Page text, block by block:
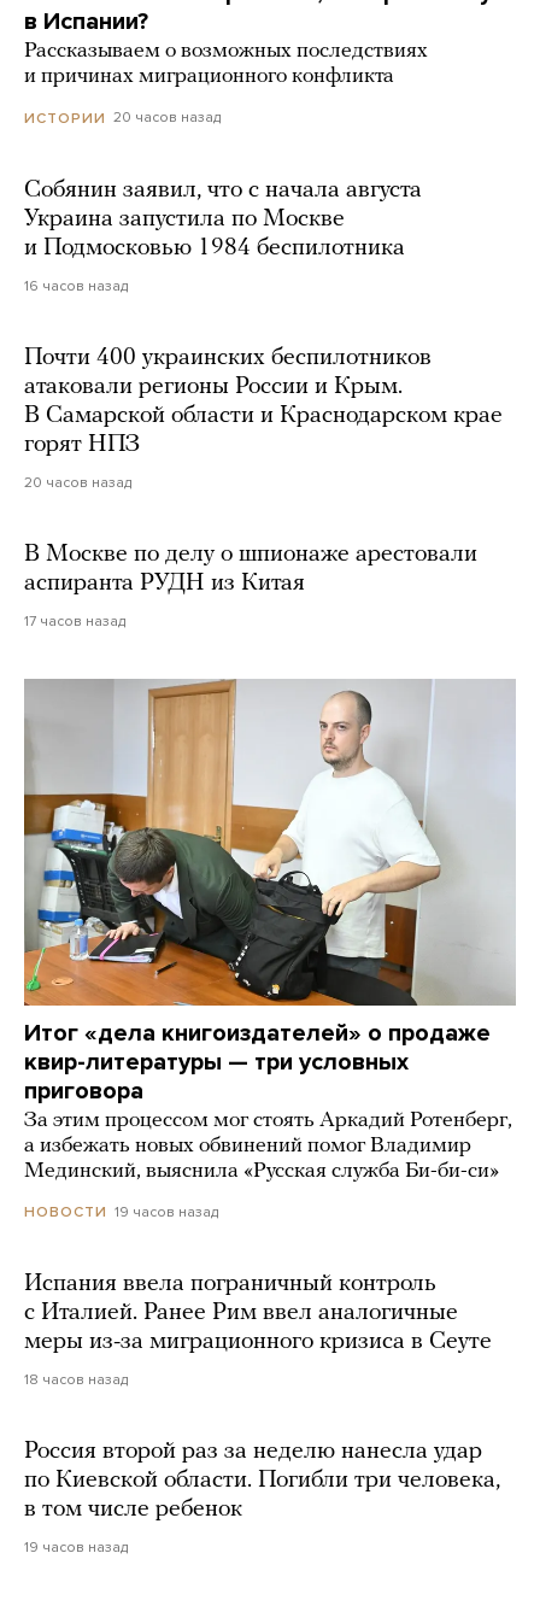
в Испании?
Рассказываем о возможных последствиях
и причинах миграционного конфликта
ИСТОРИИ 20 часов назад
Собянин заявил, что с начала августа
Украина запустила по Москве
и Подмосковью 1984 беспилотника
16 часов назад
Почти 400 украинских беспилотников
атаковали регионы России и Крым.
В Самарской области и Краснодарском крае
горят НПЗ
20 часов назад
В Москве по делу о шпионаже арестовали
аспиранта РУДН из Китая
17 часов назад
Итог «дела книгоиздателей» о продаже
квир-литературы — три условных
приговора
За этим процессом мог стоять Аркадий Ротенберг,
а избежать новых обвинений помог Владимир
Мединский, выяснила «Русская служба Би-би-си»
НОВОСТИ 19 часов назад
Испания ввела пограничный контроль
с Италией. Ранее Рим ввел аналогичные
меры из-за миграционного кризиса в Сеуте
18 часов назад
Россия второй раз за неделю нанесла удар
по Киевской области. Погибли три человека,
в том числе ребенок
19 часов назад